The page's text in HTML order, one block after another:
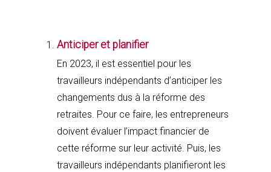
Anticiper et planifier
En 2023, il est essentiel pour les
travailleurs indépendants d’anticiper les
changements dus à la réforme des
retraites. Pour ce faire, les entrepreneurs
doivent évaluer l’impact financier de
cette réforme sur leur activité. Puis, les
travailleurs indépendants planifieront les